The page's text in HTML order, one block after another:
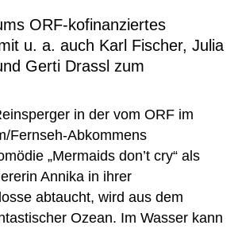
ORF-kofinanziertes
u. a. auch Karl Fischer, Julia
Gerti Drassl zum
in der vom ORF im
Fernseh-Abkommens
„Mermaids don’t cry“ als
Annika in ihrer
abtaucht, wird aus dem
Ozean. Im Wasser kann